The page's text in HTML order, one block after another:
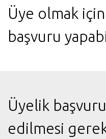
Üye olmak
başvuru
Üyelik
edilmesi